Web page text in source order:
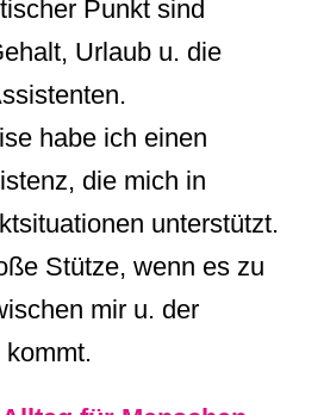
Punkt sind
Urlaub u. die
habe ich einen
die mich in
unterstützt.
Stütze, wenn es zu
mir u. der